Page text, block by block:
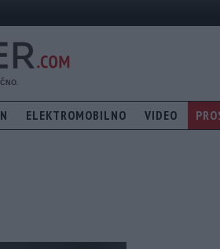
ELEKTROMOBILNO VIDEO